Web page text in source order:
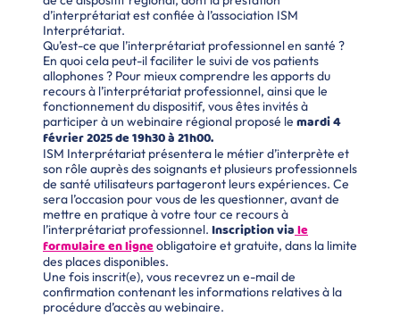
d’interprétariat est confiée à l’association ISM
Interprétariat.
Qu’est-ce que l’interprétariat professionnel en santé ?
En quoi cela peut-il faciliter le suivi de vos patients
allophones ? Pour mieux comprendre les apports du
recours à l’interprétariat professionnel, ainsi que le
fonctionnement du dispositif, vous êtes invités à
participer à un webinaire régional proposé le mardi 4
février 2025 de 19h30 à 21h00.
ISM Interprétariat présentera le métier d’interprète et
son rôle auprès des soignants et plusieurs professionnels
de santé utilisateurs partageront leurs expériences. Ce
sera l’occasion pour vous de les questionner, avant de
mettre en pratique à votre tour ce recours à
l’interprétariat professionnel. Inscription viale
formulaire en ligneobligatoire et gratuite, dans la limite
des places disponibles.
Une fois inscrit(e), vous recevrez un e-mail de
confirmation contenant les informations relatives à la
procédure d’accès au webinaire.